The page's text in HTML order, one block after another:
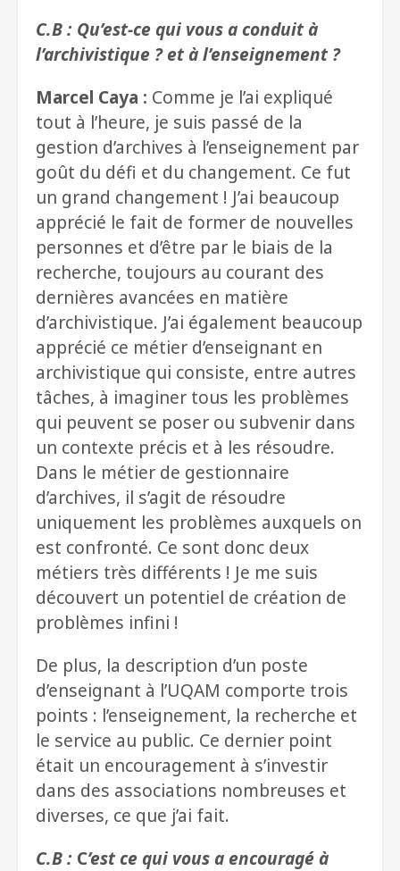
C.B : Qu’est-ce qui vous a conduit à
l’archivistique ? et à l’enseignement ?
Marcel Caya : Comme je l’ai expliqué
tout à l’heure, je suis passé de la
gestion d’archives à l’enseignement par
goût du défi et du changement. Ce fut
un grand changement ! J’ai beaucoup
apprécié le fait de former de nouvelles
personnes et d’être par le biais de la
recherche, toujours au courant des
dernières avancées en matière
d’archivistique. J’ai également beaucoup
apprécié ce métier d’enseignant en
archivistique qui consiste, entre autres
tâches, à imaginer tous les problèmes
qui peuvent se poser ou subvenir dans
un contexte précis et à les résoudre.
Dans le métier de gestionnaire
d’archives, il s’agit de résoudre
uniquement les problèmes auxquels on
est confronté. Ce sont donc deux
métiers très différents ! Je me suis
découvert un potentiel de création de
problèmes infini !
De plus, la description d’un poste
d’enseignant à l’UQAM comporte trois
points : l’enseignement, la recherche et
le service au public. Ce dernier point
était un encouragement à s’investir
dans des associations nombreuses et
diverses, ce que j’ai fait.
C.B : C’est ce qui vous a encouragé à